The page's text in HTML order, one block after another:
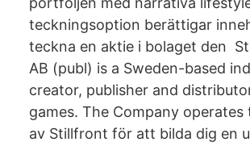
teckningsoption berättigar
teckna en aktie i bolaget den
AB (publ) is a Sweden-based
creator, publisher and
games. The Company operates
av Stillfront för att bilda dig en